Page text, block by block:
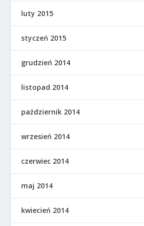
luty 2015
styczeń 2015
grudzień 2014
listopad 2014
październik 2014
wrzesień 2014
czerwiec 2014
maj 2014
kwiecień 2014